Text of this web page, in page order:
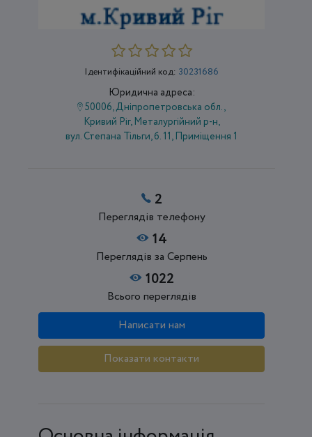
Ідентифікаційний код: 30231686
Юридична адреса:
50006, Дніпропетровська обл.,
Кривий Ріг, Металургійний р-н,
вул. Степана Тільги, б. 11, Приміщення 1
2
Переглядів телефону
14
Переглядів за Серпень
1022
Всього переглядів
Написати нам
Показати контакти